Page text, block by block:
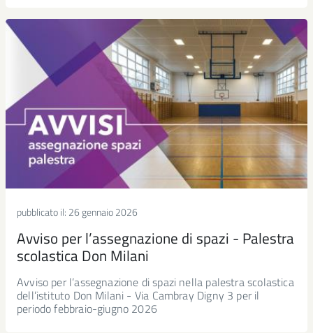
pubblicato il: 26 gennaio 2026
Avviso per l’assegnazione di spazi - Palestra
scolastica Don Milani
Avviso per l’assegnazione di spazi nella palestra scolastica
dell’istituto Don Milani - Via Cambray Digny 3 per il
periodo febbraio-giugno 2026